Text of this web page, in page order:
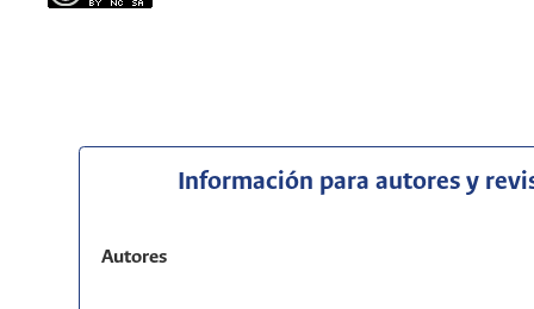
Información para autores y
Autores